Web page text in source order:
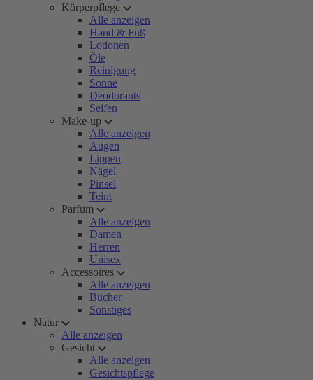
Körperpflege
Alle anzeigen
Hand & Fuß
Lotionen
Öle
Reinigung
Sonne
Deodorants
Seifen
Make-up
Alle anzeigen
Augen
Lippen
Nägel
Pinsel
Teint
Parfum
Alle anzeigen
Damen
Herren
Unisex
Accessoires
Alle anzeigen
Bücher
Sonstiges
Natur
Alle anzeigen
Gesicht
Alle anzeigen
Gesichtspflege